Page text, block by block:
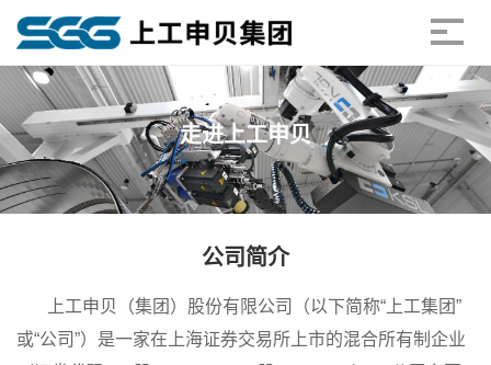
走进上工申贝
公司简介
上工申贝（集团）股份有限公司（以下简称“上工集团”
或“公司”）是一家在上海证券交易所上市的混合所有制企业